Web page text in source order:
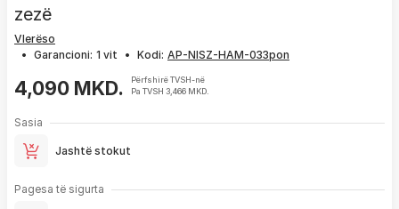
zezë
Vlerëso
• Garancioni: 1 vit • Kodi:
4,090 MKD.
Përfshirë TVSH-në
Pa TVSH 3,466 MKD.
Sasia
Jashtë stokut
Pagesa të sigurta